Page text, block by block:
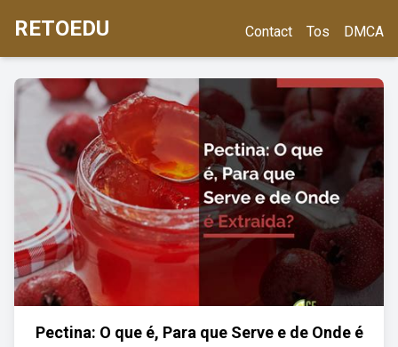
RETOEDU Contact Tos DMCA
Pectina: O que é, Para que Serve e de Onde é